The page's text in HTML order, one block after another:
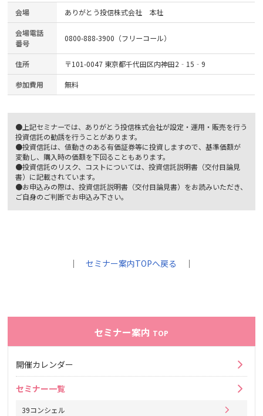
会場 ありがとう投信株式会社 本社
会場電話
番号
0800-888-3900（フリーコール）
住所 〒101-0047 東京都千代田区内神田2‐15‐9
参加費用 無料
●上記セミナーでは、ありがとう投信株式会社が設定・運用・販売を行う
投資信託の勧誘を行うことがあります。
●投資信託は、値動きのある有価証券等に投資しますので、基準価額が
変動し、購入時の価額を下回ることもあります。
●投資信託のリスク、コストについては、投資信託説明書（交付目論見
書）に記載されています。
●お申込みの際は、投資信託説明書（交付目論見書）をお読みいただき、
ご自身のご判断でお申込み下さい。
｜セミナー案内TOPへ戻る ｜
セミナー案内 TOP
開催カレンダー
セミナー一覧
39コンシェル